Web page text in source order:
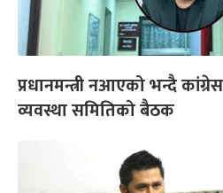
प्रधानमन्त्री नआएको भन्दै
व्यवस्था समितिको बैठक